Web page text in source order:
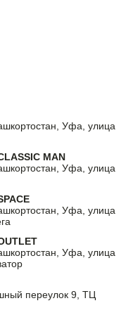
Уфа, улица
MAN
Уфа, улица
Уфа, улица
Уфа, улица
переулок 9, ТЦ